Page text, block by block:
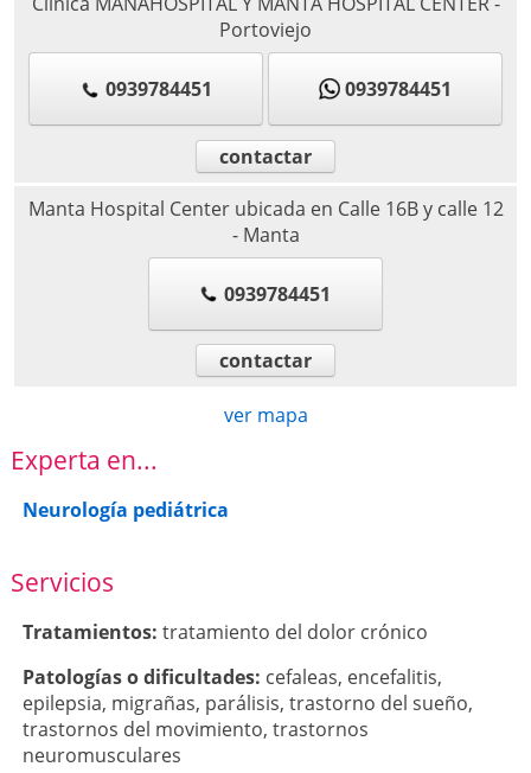
Portoviejo
0939784451 0939784451
contactar
Manta Hospital Center ubicada en Calle 16B y calle 12
- Manta
0939784451
contactar
ver mapa
Experta en...
Neurología pediátrica
Servicios
Tratamientos: tratamiento del dolor crónico
Patologí­as o dificultades: cefaleas, encefalitis,
epilepsia, migrañas, parálisis, trastorno del sueño,
trastornos del movimiento, trastornos
neuromusculares